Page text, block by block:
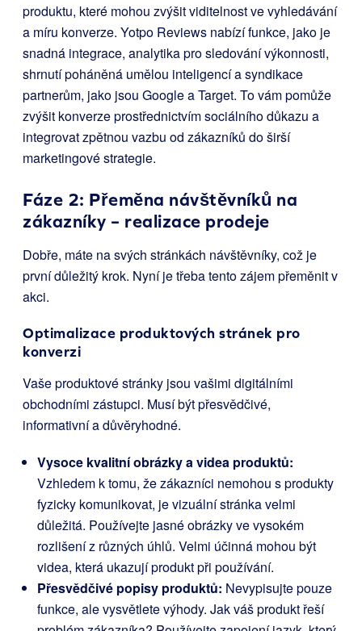
produktu, které mohou zvýšit viditelnost ve vyhledávání
a míru konverze. Yotpo Reviews nabízí funkce, jako je
snadná integrace, analytika pro sledování výkonnosti,
shrnutí poháněná umělou inteligencí a syndikace
partnerům, jako jsou Google a Target. To vám pomůže
zvýšit konverze prostřednictvím sociálního důkazu a
integrovat zpětnou vazbu od zákazníků do širší
marketingové strategie.
Fáze 2: Přeměna návštěvníků na
zákazníky – realizace prodeje
Dobře, máte na svých stránkách návštěvníky, což je
první důležitý krok. Nyní je třeba tento zájem přeměnit v
akci.
Optimalizace produktových stránek pro
konverzi
Vaše produktové stránky jsou vašimi digitálními
obchodními zástupci. Musí být přesvědčivé,
informativní a důvěryhodné.
Vysoce kvalitní obrázky a videa produktů:
Vzhledem k tomu, že zákazníci nemohou s produkty
fyzicky komunikovat, je vizuální stránka velmi
důležitá. Používejte jasné obrázky ve vysokém
rozlišení z různých úhlů. Velmi účinná mohou být
videa, která ukazují produkt při používání.
Přesvědčivé popisy produktů: Nevypisujte pouze
funkce, ale vysvětlete výhody. Jak váš produkt řeší